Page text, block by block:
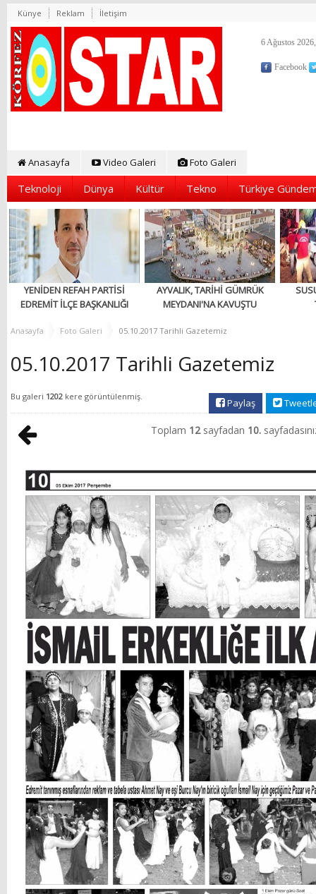
Künye Reklam İletişim
6 Ağustos
Facebook
Anasayfa Video Galeri Foto Galeri
Teknoloji Dünya Kültür Tekno Türkiye
YENİDEN REFAH PARTİSİ
EDREMİT İLÇE BAŞKANLIĞI
AÇILIYOR!
AYVALIK, TARİHİ GÜMRÜK
MEYDANI'NA KAVUŞTU
Anasayfa Foto Galeri 05.10.2017 Tarihli Gazetemiz
05.10.2017 Tarihli Gazetemiz
Bu galeri 1202 kere görüntülenmiş.
Paylaş
Toplam 12sayfadan 10.